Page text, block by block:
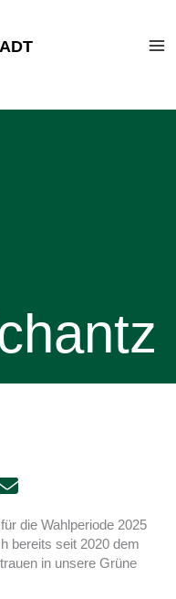
die Wahlperiode 2025
bereits seit 2020 dem
in unsere Grüne